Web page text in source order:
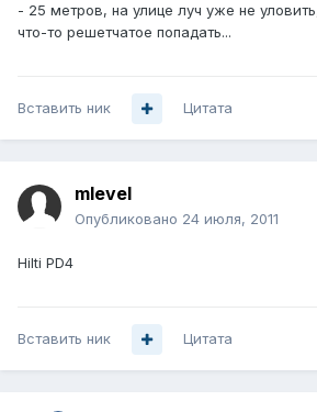
- 25 метров, на улице луч уже не
что-то решетчатое попадать...
Вставить ник Цитата
mlevel
Опубликовано 24 июля, 2011
Hilti PD4
Вставить ник Цитата